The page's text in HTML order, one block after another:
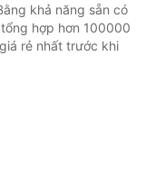
khả năng sẵn có
hợp hơn 100000
rẻ nhất trước khi